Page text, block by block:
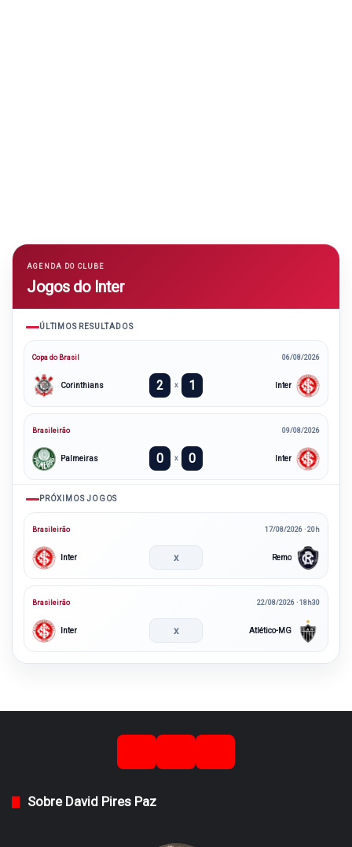
AGENDA DO CLUBE
Jogos do Inter
ÚLTIMOS RESULTADOS
Copa do Brasil 06/08/2026
Corinthians 2 x 1 Inter
Brasileirão 09/08/2026
Palmeiras 0 x 0 Inter
PRÓXIMOS JOGOS
Brasileirão 17/08/2026 · 20h
Inter x Remo
Brasileirão 22/08/2026 · 18h30
Inter x Atlético-MG
Sobre David Pires Paz